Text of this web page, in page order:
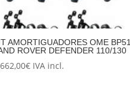
AMORTIGUADORES OME BP51
ROVER DEFENDER 110/130
€ IVA incl.